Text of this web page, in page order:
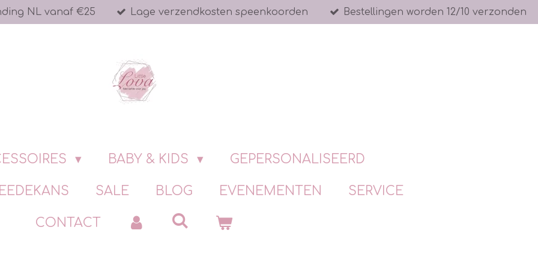
NL vanaf €25 Lage verzendkosten speenkoorden Bestellingen worden 12/10 verzonden
BABY & KIDS GEPERSONALISEERD
SALE BLOG EVENEMENTEN SERVICE
CONTACT